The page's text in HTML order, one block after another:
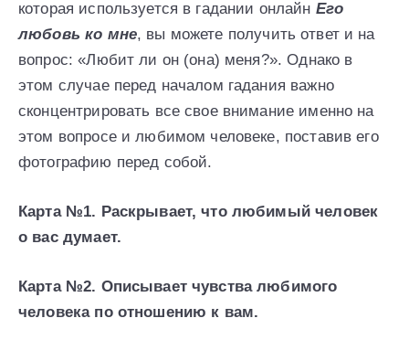
которая используется в гадании онлайн Его
любовь ко мне, вы можете получить ответ и на
вопрос: «Любит ли он (она) меня?». Однако в
этом случае перед началом гадания важно
сконцентрировать все свое внимание именно на
этом вопросе и любимом человеке, поставив его
фотографию перед собой.
Карта №1. Раскрывает, что любимый человек
о вас думает.
Карта №2. Описывает чувства любимого
человека по отношению к вам.